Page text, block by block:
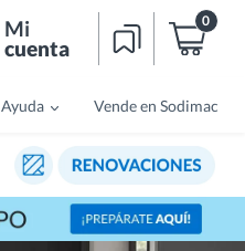
Mi
cuenta
0
Ayuda Vende en Sodimac